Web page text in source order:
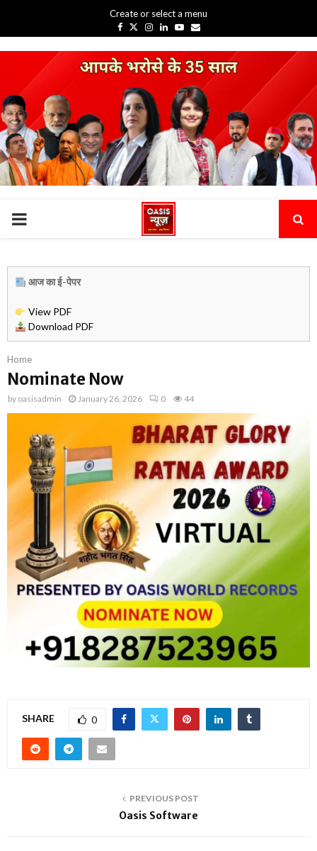
Create or select a menu
Facebook
TwitterInstagram
Linkedin
Youtube
Email
PRIMARY
Home
Nominate Now
by oasisadmin January 26, 2026 0 44
SHARE 0
PREVIOUS POST
Oasis Software
आज का ई-पेपर
View PDF
Download PDF